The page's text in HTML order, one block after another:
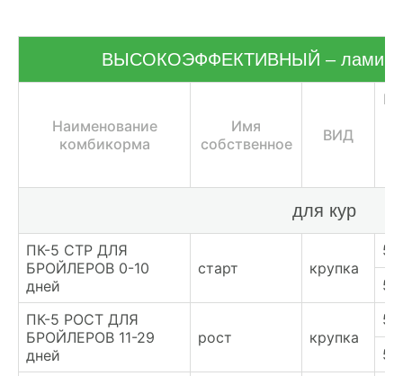
ВЫСОКОЭФФЕКТИВНЫЙ –
Наименование
комбикорма
Имя
собственное
ВИД
для кур
ПК-5 СТР ДЛЯ
БРОЙЛЕРОВ 0-10
дней
старт крупка
ПК-5 РОСТ ДЛЯ
БРОЙЛЕРОВ 11-29
дней
рост крупка
КОНТАКТЫ
ПРАЙС-ЛИСТ